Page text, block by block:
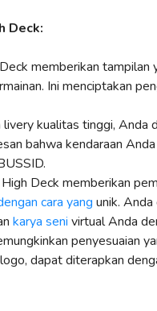
Deck:
memberikan tampilan
Ini menciptakan
livery kualitas tinggi, Anda
bahwa kendaraan
Deck memberikan
cara yang unik.
karya seni virtual Anda
penyesuaian
dapat diterapkan